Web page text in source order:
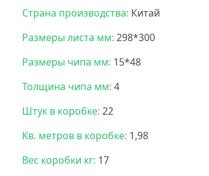
Страна производства: Китай
Размеры листа мм: 298*300
Размеры чипа мм: 15*48
Толщина чипа мм: 4
Штук в коробке: 22
Кв. метров в коробке: 1,98
Вес коробки кг: 17